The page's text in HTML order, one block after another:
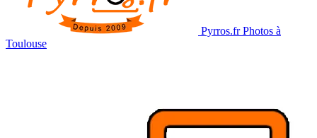
Pyrros.fr Photos à
Toulouse